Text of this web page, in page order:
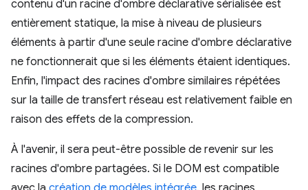
contenu d'un racine d'ombre déclarative sérialisée est
entièrement statique, la mise à niveau de plusieurs
éléments à partir d'une seule racine d'ombre déclarative
ne fonctionnerait que si les éléments étaient identiques.
Enfin, l'impact des racines d'ombre similaires répétées
sur la taille de transfert réseau est relativement faible en
raison des effets de la compression.
À l'avenir, il sera peut-être possible de revenir sur les
racines d'ombre partagées. Si le DOM est compatible